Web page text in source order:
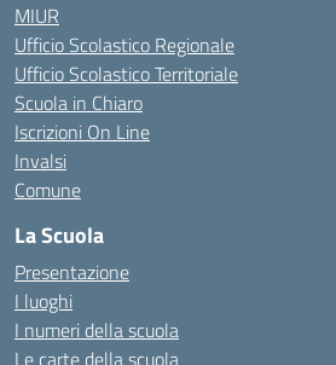
MIUR
Ufficio Scolastico Regionale
Ufficio Scolastico Territoriale
Scuola in Chiaro
Iscrizioni On Line
Invalsi
Comune
La Scuola
Presentazione
I luoghi
I numeri della scuola
Le carte della scuola